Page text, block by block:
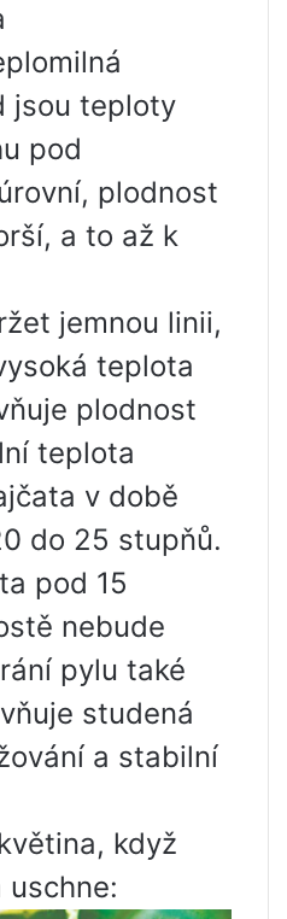
jsou teploty
pod
plodnost
a to až k
jemnou linii,
teplota
plodnost
teplota
v době
do 25 stupňů.
pod 15
nebude
pylu také
studená
a stabilní
když
uschne: